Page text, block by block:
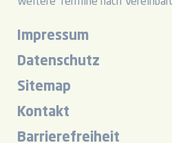
Impressum
Datenschutz
Sitemap
Kontakt
Barrierefreiheit